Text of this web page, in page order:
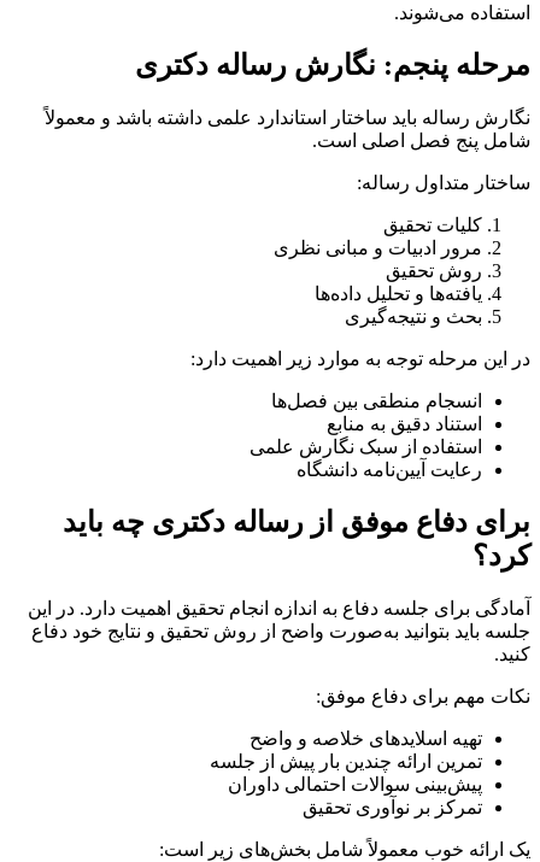
استفاده می‌شوند.
مرحله پنجم: نگارش رساله دکتری
نگارش رساله باید ساختار استاندارد علمی داشته باشد و معمولاً
شامل پنج فصل اصلی است.
ساختار متداول رساله:
کلیات تحقیق
مرور ادبیات و مبانی نظری
روش تحقیق
یافته‌ها و تحلیل داده‌ها
بحث و نتیجه‌گیری
در این مرحله توجه به موارد زیر اهمیت دارد:
انسجام منطقی بین فصل‌ها
استناد دقیق به منابع
استفاده از سبک نگارش علمی
رعایت آیین‌نامه دانشگاه
برای دفاع موفق از رساله دکتری چه باید
کرد؟
آمادگی برای جلسه دفاع به اندازه انجام تحقیق اهمیت دارد. در این
جلسه باید بتوانید به‌صورت واضح از روش تحقیق و نتایج خود دفاع
کنید.
نکات مهم برای دفاع موفق:
تهیه اسلایدهای خلاصه و واضح
تمرین ارائه چندین بار پیش از جلسه
پیش‌بینی سوالات احتمالی داوران
تمرکز بر نوآوری تحقیق
یک ارائه خوب معمولاً شامل بخش‌های زیر است: